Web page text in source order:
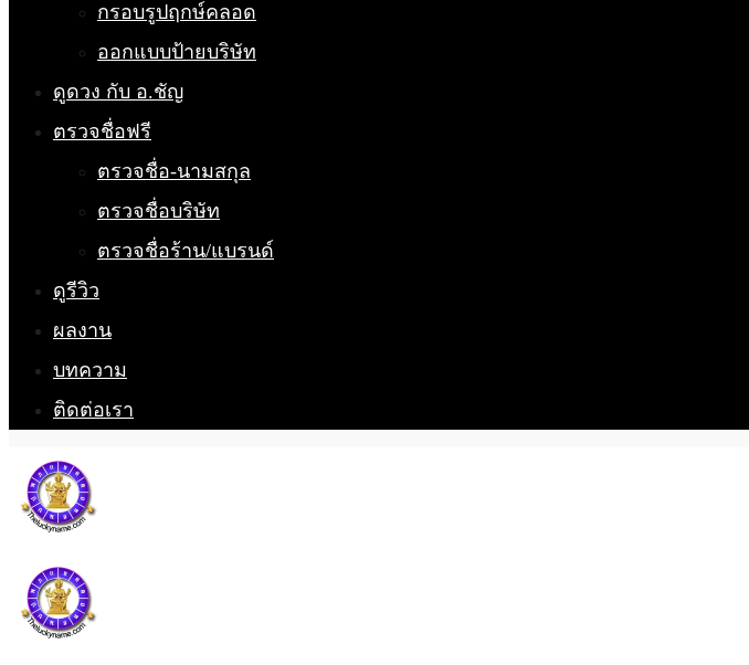
กรอบรูปฤกษ์คลอด
ออกแบบป้ายบริษัท
ดูดวง กับ อ.ชัญ
ตรวจชื่อฟรี
ตรวจชื่อ-นามสกุล
ตรวจชื่อบริษัท
ตรวจชื่อร้าน/แบรนด์
ดูรีวิว
ผลงาน
บทความ
ติดต่อเรา